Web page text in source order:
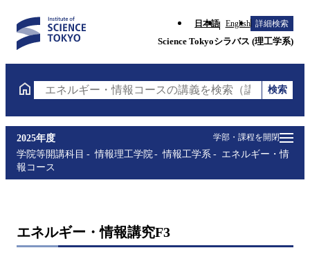
日本語 English 詳細検索
Science Tokyoシラバス (理工学系)
エネルギー・情報コースの講義を検索（講義名・科
検索
学部・課程を開閉
2025年度
学院等開講科目
情報理工学院 情報工学系
エネルギー・情
報コース
エネルギー・情報講究F3